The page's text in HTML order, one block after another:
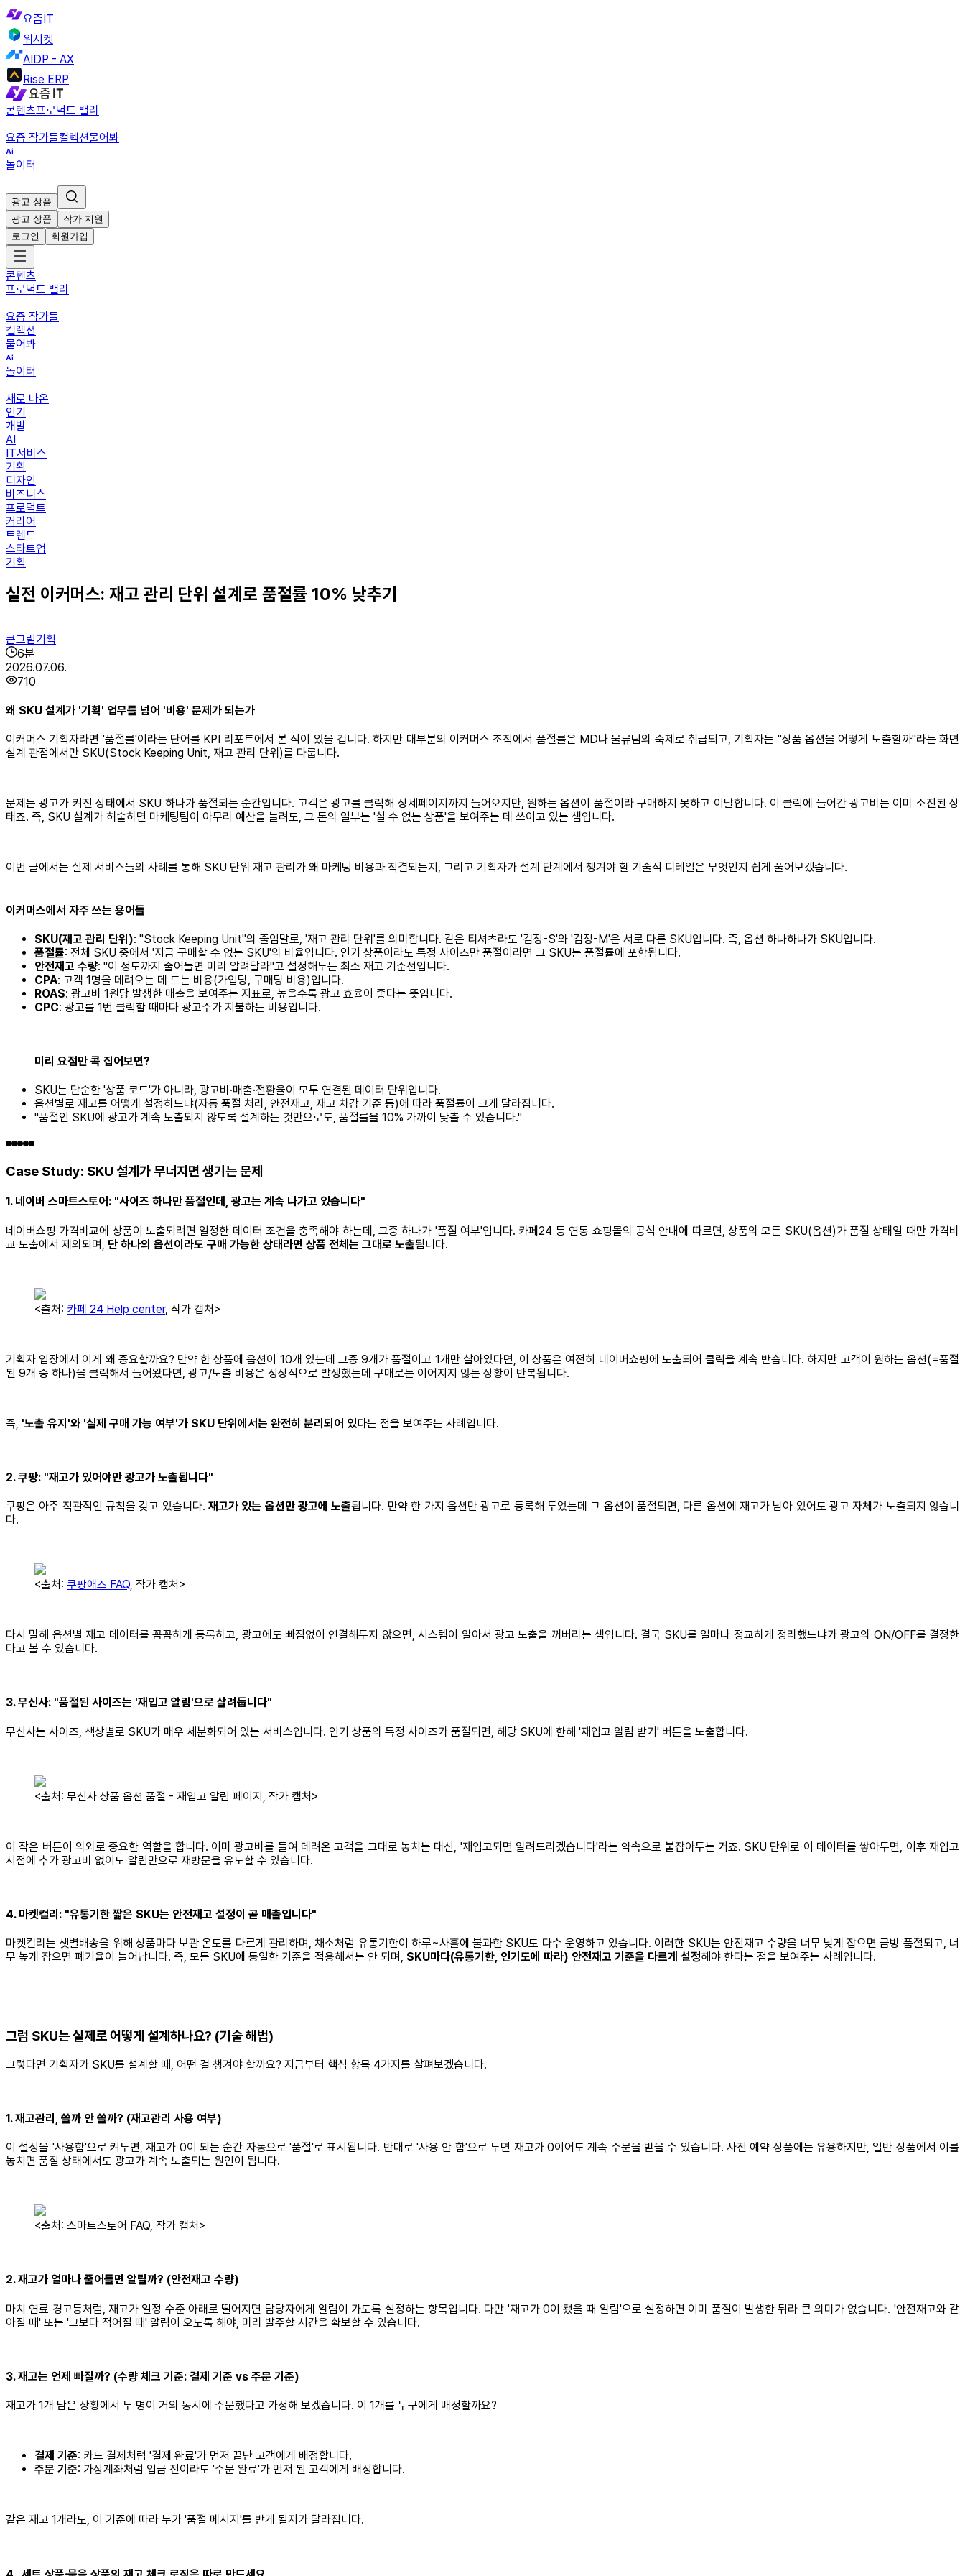
요즘IT
위시켓
AIDP - AX
Rise ERP
콘텐츠프로덕트 밸리
요즘 작가들컬렉션물어봐
놀이터
광고 상품
광고 상품
작가 지원
로그인
회원가입
콘텐츠
프로덕트 밸리
요즘 작가들
컬렉션
물어봐
놀이터
새로 나온
인기
개발
AI
IT서비스
기획
디자인
비즈니스
프로덕트
커리어
트렌드
스타트업
기획
실전 이커머스: 재고 관리 단위 설계로 품절률 10% 낮추기
큰그림기획
6분
2026.07.06.
710
왜 SKU 설계가 '기획' 업무를 넘어 '비용' 문제가 되는가
이커머스 기획자라면 '품절률'이라는 단어를 KPI 리포트에서 본 적이 있을 겁니다. 하지만 대부분의 이커머스 조직에서 품절률은 MD나 물류팀의 숙제로 취급되고, 기획자는 "상품 옵션을 어떻게 노출할까"라는 화면
설계 관점에서만 SKU(Stock Keeping Unit, 재고 관리 단위)를 다룹니다.
문제는 광고가 켜진 상태에서 SKU 하나가 품절되는 순간입니다. 고객은 광고를 클릭해 상세페이지까지 들어오지만, 원하는 옵션이 품절이라 구매하지 못하고 이탈합니다. 이 클릭에 들어간 광고비는 이미 소진된 상
태죠. 즉, SKU 설계가 허술하면 마케팅팀이 아무리 예산을 늘려도, 그 돈의 일부는 '살 수 없는 상품'을 보여주는 데 쓰이고 있는 셈입니다.
이번 글에서는 실제 서비스들의 사례를 통해 SKU 단위 재고 관리가 왜 마케팅 비용과 직결되는지, 그리고 기획자가 설계 단계에서 챙겨야 할 기술적 디테일은 무엇인지 쉽게 풀어보겠습니다.
이커머스에서 자주 쓰는 용어들
SKU(재고 관리 단위): "Stock Keeping Unit"의 줄임말로, '재고 관리 단위'를 의미합니다. 같은 티셔츠라도 '검정-S'와 '검정-M'은 서로 다른 SKU입니다. 즉, 옵션 하나하나가 SKU입니다.
품절률: 전체 SKU 중에서 '지금 구매할 수 없는 SKU'의 비율입니다. 인기 상품이라도 특정 사이즈만 품절이라면 그 SKU는 품절률에 포함됩니다.
안전재고 수량: "이 정도까지 줄어들면 미리 알려달라"고 설정해두는 최소 재고 기준선입니다.
CPA: 고객 1명을 데려오는 데 드는 비용(가입당, 구매당 비용)입니다.
ROAS: 광고비 1원당 발생한 매출을 보여주는 지표로, 높을수록 광고 효율이 좋다는 뜻입니다.
CPC: 광고를 1번 클릭할 때마다 광고주가 지불하는 비용입니다.
미리 요점만 콕 집어보면?
SKU는 단순한 '상품 코드'가 아니라, 광고비·매출·전환율이 모두 연결된 데이터 단위입니다.
옵션별로 재고를 어떻게 설정하느냐(자동 품절 처리, 안전재고, 재고 차감 기준 등)에 따라 품절률이 크게 달라집니다.
"품절인 SKU에 광고가 계속 노출되지 않도록 설계하는 것만으로도, 품절률을 10% 가까이 낮출 수 있습니다."
Case Study: SKU 설계가 무너지면 생기는 문제
1. 네이버 스마트스토어: "사이즈 하나만 품절인데, 광고는 계속 나가고 있습니다"
네이버쇼핑 가격비교에 상품이 노출되려면 일정한 데이터 조건을 충족해야 하는데, 그중 하나가 '품절 여부'입니다. 카페24 등 연동 쇼핑몰의 공식 안내에 따르면, 상품의 모든 SKU(옵션)가 품절 상태일 때만 가격비
교 노출에서 제외되며, 단 하나의 옵션이라도 구매 가능한 상태라면 상품 전체는 그대로 노출됩니다.
<출처: 카페 24 Help center, 작가 캡처>
기획자 입장에서 이게 왜 중요할까요? 만약 한 상품에 옵션이 10개 있는데 그중 9개가 품절이고 1개만 살아있다면, 이 상품은 여전히 네이버쇼핑에 노출되어 클릭을 계속 받습니다. 하지만 고객이 원하는 옵션(=품절
된 9개 중 하나)을 클릭해서 들어왔다면, 광고/노출 비용은 정상적으로 발생했는데 구매로는 이어지지 않는 상황이 반복됩니다.
즉, '노출 유지'와 '실제 구매 가능 여부'가 SKU 단위에서는 완전히 분리되어 있다는 점을 보여주는 사례입니다.
2. 쿠팡: "재고가 있어야만 광고가 노출됩니다"
쿠팡은 아주 직관적인 규칙을 갖고 있습니다.재고가 있는 옵션만 광고에 노출됩니다. 만약 한 가지 옵션만 광고로 등록해 두었는데 그 옵션이 품절되면, 다른 옵션에 재고가 남아 있어도 광고 자체가 노출되지 않습니
다.
<출처: 쿠팡애즈 FAQ, 작가 캡처>
다시 말해 옵션별 재고 데이터를 꼼꼼하게 등록하고, 광고에도 빠짐없이 연결해두지 않으면, 시스템이 알아서 광고 노출을 꺼버리는 셈입니다. 결국 SKU를 얼마나 정교하게 정리했느냐가 광고의 ON/OFF를 결정한
다고 볼 수 있습니다.
3. 무신사: "품절된 사이즈는 '재입고 알림'으로 살려둡니다"
무신사는 사이즈, 색상별로 SKU가 매우 세분화되어 있는 서비스입니다. 인기 상품의 특정 사이즈가 품절되면, 해당 SKU에 한해 '재입고 알림 받기' 버튼을 노출합니다.
<출처: 무신사 상품 옵션 품절 - 재입고 알림 페이지, 작가 캡처>
이 작은 버튼이 의외로 중요한 역할을 합니다. 이미 광고비를 들여 데려온 고객을 그대로 놓치는 대신, '재입고되면 알려드리겠습니다'라는 약속으로 붙잡아두는 거죠. SKU 단위로 이 데이터를 쌓아두면, 이후 재입고
시점에 추가 광고비 없이도 알림만으로 재방문을 유도할 수 있습니다.
4. 마켓컬리: "유통기한 짧은 SKU는 안전재고 설정이 곧 매출입니다"
마켓컬리는 샛별배송을 위해 상품마다 보관 온도를 다르게 관리하며, 채소처럼 유통기한이 하루~사흘에 불과한 SKU도 다수 운영하고 있습니다. 이러한 SKU는 안전재고 수량을 너무 낮게 잡으면 금방 품절되고, 너
무 높게 잡으면 폐기율이 늘어납니다. 즉, 모든 SKU에 동일한 기준을 적용해서는 안 되며, SKU마다(유통기한, 인기도에 따라) 안전재고 기준을 다르게 설정해야 한다는 점을 보여주는 사례입니다.
그럼 SKU는 실제로 어떻게 설계하나요? (기술 해법)
그렇다면 기획자가 SKU를 설계할 때, 어떤 걸 챙겨야 할까요? 지금부터 핵심 항목 4가지를 살펴보겠습니다.
1. 재고관리, 쓸까 안 쓸까? (재고관리 사용 여부)
이 설정을 '사용함'으로 켜두면, 재고가 0이 되는 순간 자동으로 '품절'로 표시됩니다. 반대로 '사용 안 함'으로 두면 재고가 0이어도 계속 주문을 받을 수 있습니다. 사전 예약 상품에는 유용하지만, 일반 상품에서 이를
놓치면 품절 상태에서도 광고가 계속 노출되는 원인이 됩니다.
<출처: 스마트스토어 FAQ, 작가 캡처>
2. 재고가 얼마나 줄어들면 알릴까? (안전재고 수량)
마치 연료 경고등처럼, 재고가 일정 수준 아래로 떨어지면 담당자에게 알림이 가도록 설정하는 항목입니다. 다만 '재고가 0이 됐을 때 알림'으로 설정하면 이미 품절이 발생한 뒤라 큰 의미가 없습니다. '안전재고와 같
아질 때' 또는 '그보다 적어질 때' 알림이 오도록 해야, 미리 발주할 시간을 확보할 수 있습니다.
3. 재고는 언제 빠질까? (수량 체크 기준: 결제 기준 vs 주문 기준)
재고가 1개 남은 상황에서 두 명이 거의 동시에 주문했다고 가정해 보겠습니다. 이 1개를 누구에게 배정할까요?
결제 기준: 카드 결제처럼 '결제 완료'가 먼저 끝난 고객에게 배정합니다.
주문 기준: 가상계좌처럼 입금 전이라도 '주문 완료'가 먼저 된 고객에게 배정합니다.
같은 재고 1개라도, 이 기준에 따라 누가 '품절 메시지'를 받게 될지가 달라집니다.